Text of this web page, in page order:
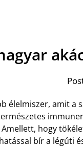
élelmiszer, amit
Amellett, hogy
bír a légúti